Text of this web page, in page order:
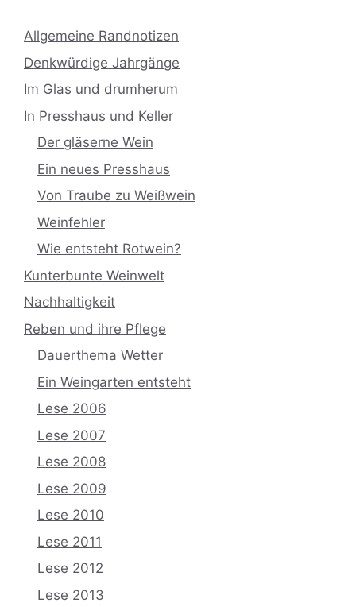
Allgemeine Randnotizen
Denkwürdige Jahrgänge
Im Glas und drumherum
In Presshaus und Keller
Der gläserne Wein
Ein neues Presshaus
Von Traube zu Weißwein
Weinfehler
Wie entsteht Rotwein?
Kunterbunte Weinwelt
Nachhaltigkeit
Reben und ihre Pflege
Dauerthema Wetter
Ein Weingarten entsteht
Lese 2006
Lese 2007
Lese 2008
Lese 2009
Lese 2010
Lese 2011
Lese 2012
Lese 2013